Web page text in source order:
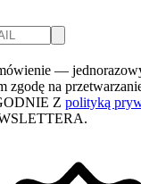
—
zgodę na
Z polityką